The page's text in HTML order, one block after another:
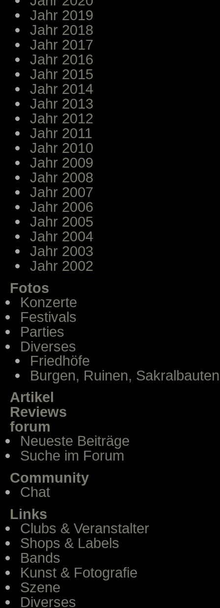
Jahr 2019
Jahr 2018
Jahr 2017
Jahr 2016
Jahr 2015
Jahr 2014
Jahr 2013
Jahr 2012
Jahr 2011
Jahr 2010
Jahr 2009
Jahr 2008
Jahr 2007
Jahr 2006
Jahr 2005
Jahr 2004
Jahr 2003
Jahr 2002
Fotos
Konzerte
Festivals
Parties
Diverses
Friedhöfe
Burgen, Ruinen, Sakralbauten
Artikel
Reviews
forum
Neueste Beiträge
Suche im Forum
Community
Chat
Links
Clubs & Veranstalter
Shops & Labels
Bands
Kunst & Fotografie
Szene
Diverses